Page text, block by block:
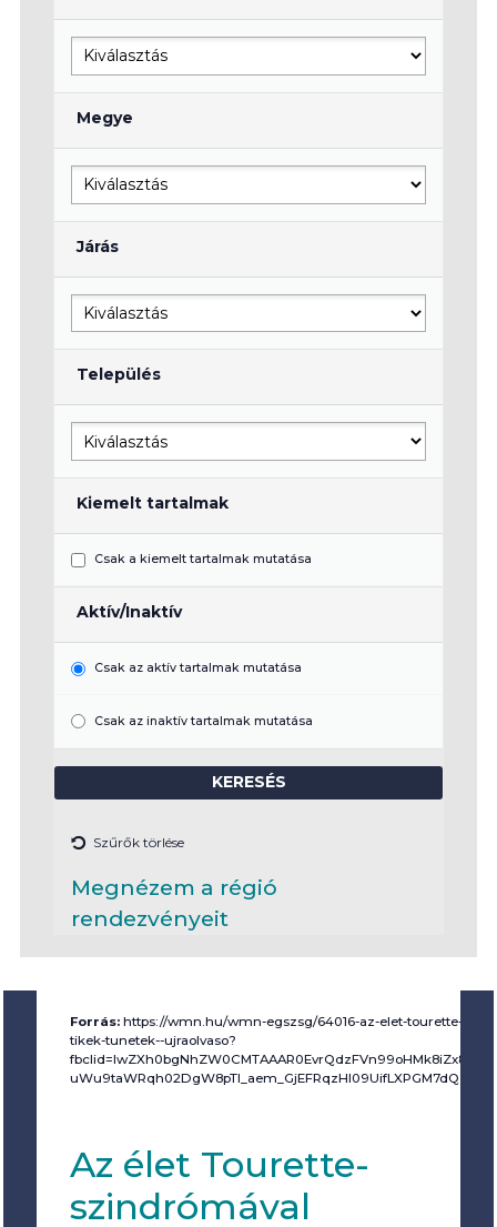
Megye
Járás
Település
Kiemelt tartalmak
Csak a kiemelt tartalmak mutatása
Aktív/Inaktív
Csak az aktív tartalmak mutatása
Csak az inaktív tartalmak mutatása
Szűrők törlése
Megnézem a régió
rendezvényeit
Forrás: https://wmn.hu/wmn-egszsg/64016-az-elet-tourette-
tikek-tunetek--ujraolvaso?
uWu9taWRqh02DgW8pTI_aem_GjEFRqzHI09UifLXPGM7dQ
Az élet Tourette-
szindrómával